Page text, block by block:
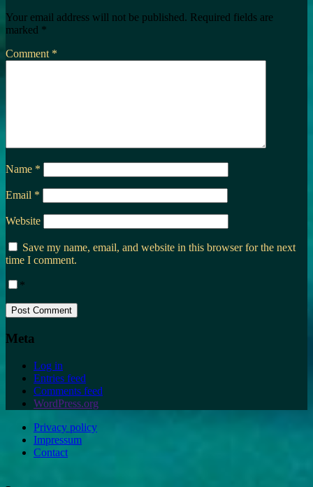
Your email address will not be published. Required fields are
marked *
Comment *
Name *
Email *
Website
Save my name, email, and website in this browser for the next
time I comment.
*
Meta
Log in
Entries feed
Comments feed
WordPress.org
Privacy policy
Impressum
Contact